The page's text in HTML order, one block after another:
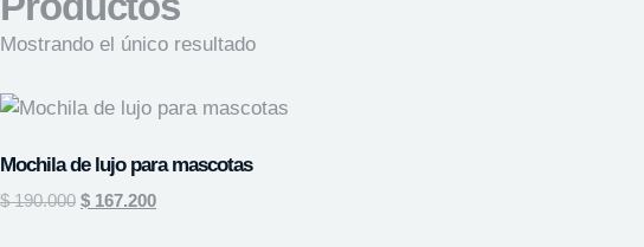
Mostrando el único resultado
Mochila de lujo para mascotas
$190.000 $ 167.200